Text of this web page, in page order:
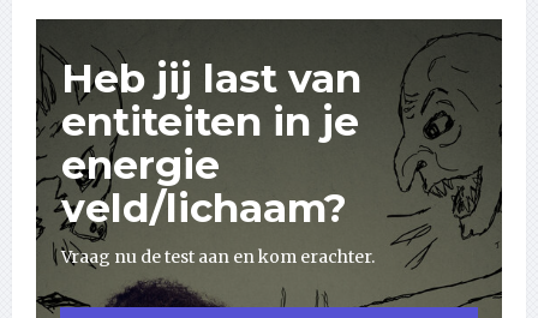
Heb jij last van
entiteiten in je
energie
veld/lichaam?
Vraag nu de test aan en kom erachter.